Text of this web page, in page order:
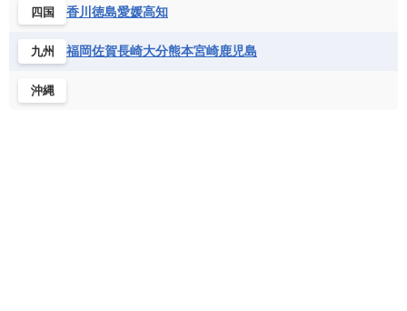
ベネズエラ ベリーズ
ボリビア
メキシコ
チュニジア
ナミビア
ニジェール
ブルキナファソ
マダガスカル
四国 香川 徳島愛媛高知
九州 福岡佐賀長崎大分熊本宮崎鹿児島
沖縄